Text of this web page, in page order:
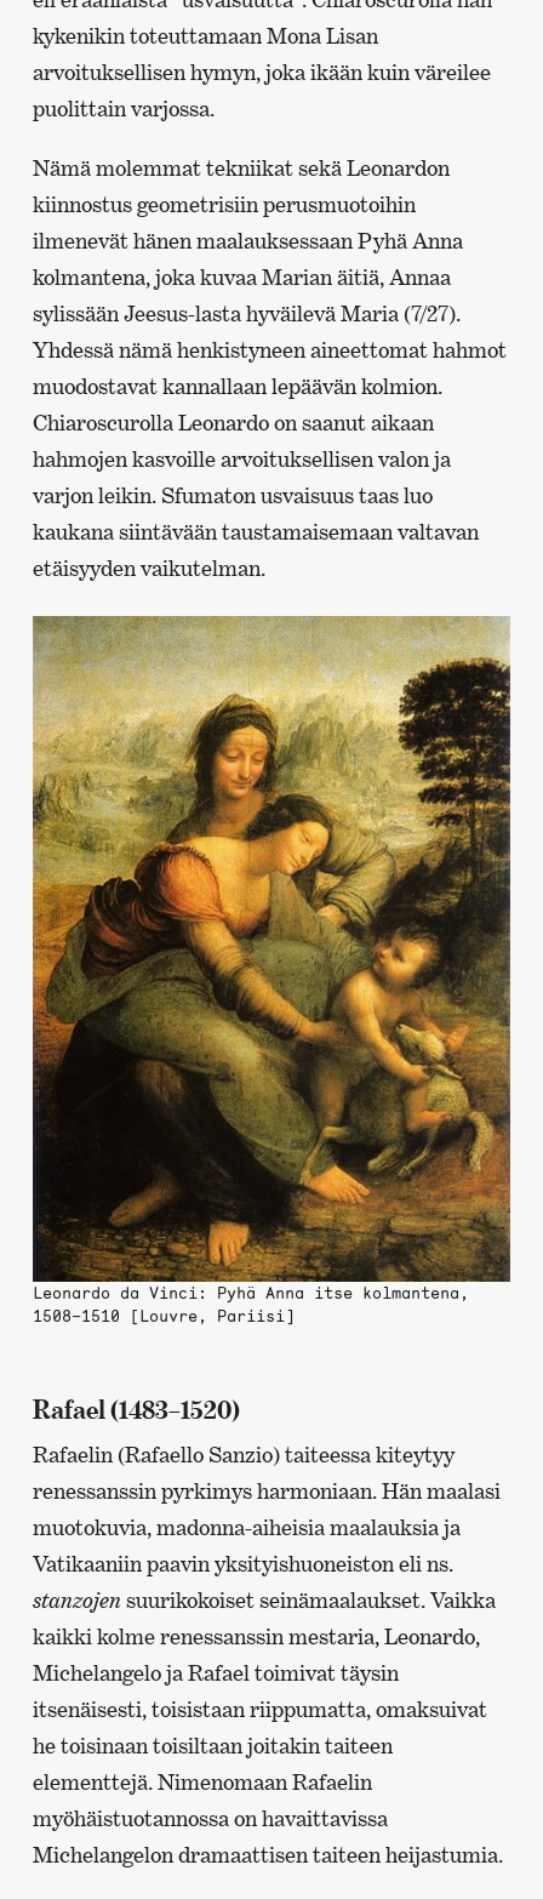
kykenikin toteuttamaan Mona Lisan
arvoituksellisen hymyn, joka ikään kuin väreilee
puolittain varjossa.
Nämä molemmat tekniikat sekä Leonardon
kiinnostus geometrisiin perusmuotoihin
ilmenevät hänen maalauksessaan Pyhä Anna
kolmantena, joka kuvaa Marian äitiä, Annaa
sylissään Jeesus-lasta hyväilevä Maria (7/27).
Yhdessä nämä henkistyneen aineettomat hahmot
muodostavat kannallaan lepäävän kolmion.
Chiaroscurolla Leonardo on saanut aikaan
hahmojen kasvoille arvoituksellisen valon ja
varjon leikin. Sfumaton usvaisuus taas luo
kaukana siintävään taustamaisemaan valtavan
etäisyyden vaikutelman.
Leonardo da Vinci: Pyhä Anna itse kolmantena,
1508–1510 [Louvre, Pariisi]
Rafael (1483–1520)
Rafaelin (Rafaello Sanzio) taiteessa kiteytyy
renessanssin pyrkimys harmoniaan. Hän maalasi
muotokuvia, madonna-aiheisia maalauksia ja
Vatikaaniin paavin yksityishuoneiston eli ns.
stanzojensuurikokoiset seinämaalaukset. Vaikka
kaikki kolme renessanssin mestaria, Leonardo,
Michelangelo ja Rafael toimivat täysin
itsenäisesti, toisistaan riippumatta, omaksuivat
he toisinaan toisiltaan joitakin taiteen
elementtejä. Nimenomaan Rafaelin
myöhäistuotannossa on havaittavissa
Michelangelon dramaattisen taiteen heijastumia.